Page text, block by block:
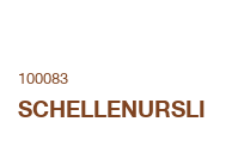
100083
SCHELLENURSLI